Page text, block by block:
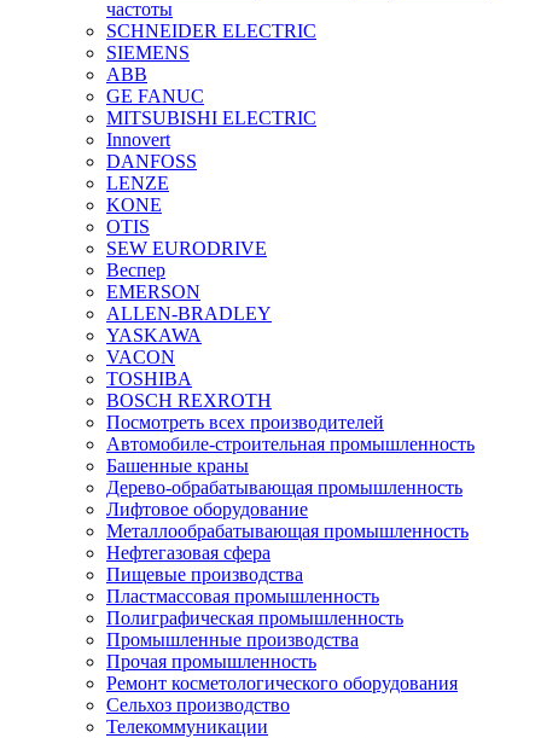
частоты
SCHNEIDER ELECTRIC
SIEMENS
ABB
GE FANUC
MITSUBISHI ELECTRIC
Innovert
DANFOSS
LENZE
KONE
OTIS
SEW EURODRIVE
Веспер
EMERSON
ALLEN-BRADLEY
YASKAWA
VACON
TOSHIBA
BOSCH REXROTH
Посмотреть всех производителей
Автомобиле-строительная промышленность
Башенные краны
Дерево-обрабатывающая промышленность
Лифтовое оборудование
Металлообрабатывающая промышленность
Нефтегазовая сфера
Пищевые производства
Пластмассовая промышленность
Полиграфическая промышленность
Промышленные производства
Прочая промышленность
Ремонт косметологического оборудования
Сельхоз производство
Телекоммуникации